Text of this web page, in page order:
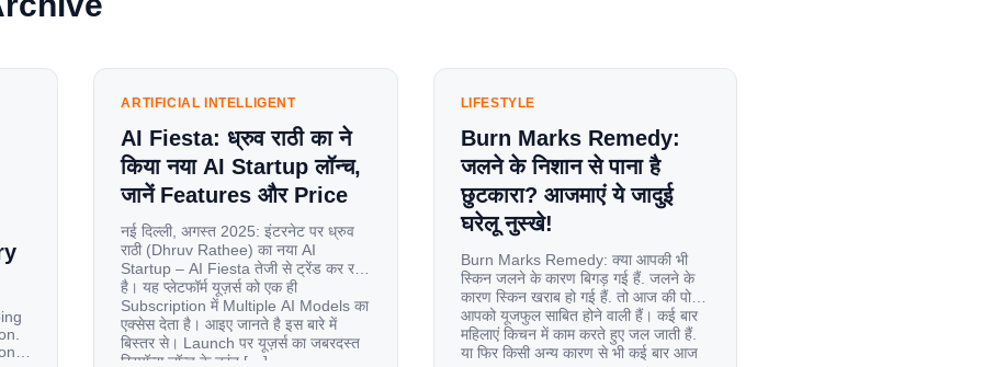
ARTIFICIAL INTELLIGENT
AI Fiesta: ध्रुव राठी का ने
किया नया AI Startup लॉन्च,
जानें Features और Price
नई दिल्ली, अगस्त 2025: इंटरनेट पर ध्रुव
राठी (Dhruv Rathee) का नया AI
Startup – AI Fiesta तेजी से ट्रेंड कर रहा
है। यह प्लेटफॉर्म यूज़र्स को एक ही
Subscription में Multiple AI Models का
एक्सेस देता है। आइए जानते है इस बारे में
बिस्तर से। Launch पर यूज़र्स का जबरदस्त
रिस्पॉन्स लॉन्च के तुरंत […]
LIFESTYLE
Burn Marks Remedy:
जलने के निशान से पाना है
छुटकारा? आजमाएं ये जादुई
घरेलू नुस्खे!
Burn Marks Remedy: क्या आपकी भी
स्किन जलने के कारण बिगड़ गई हैं. जलने के
कारण स्किन खराब हो गई हैं. तो आज की पोस्ट
आपको यूजफुल साबित होने वाली हैं। कई बार
महिलाएं किचन में काम करते हुए जल जाती हैं.
या फिर किसी अन्य कारण से भी कई बार आज